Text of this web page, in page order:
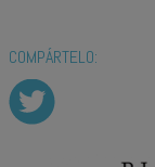
COMPÁRTELO: